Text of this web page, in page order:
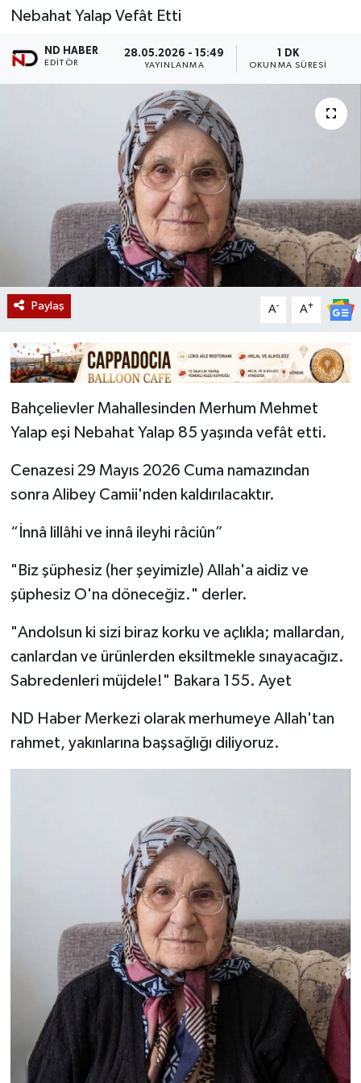
Nebahat Yalap Vefât Etti
ND HABER
EDITÖR
28.05.2026 - 15:49
YAYINLANMA
1 DK
OKUNMA SÜRESI
Paylaş A- A+
Bahçelievler Mahallesinden Merhum Mehmet
Yalap eşi Nebahat Yalap 85 yaşında vefât etti.
Cenazesi 29 Mayıs 2026 Cuma namazından
sonra Alibey Camii'nden kaldırılacaktır.
“İnnâ lillâhi ve innâ ileyhi râciûn”
"Biz şüphesiz (her şeyimizle) Allah'a aidiz ve
şüphesiz O'na döneceğiz." derler.
"Andolsun ki sizi biraz korku ve açlıkla; mallardan,
canlardan ve ürünlerden eksiltmekle sınayacağız.
Sabredenleri müjdele!" Bakara 155. Ayet
ND Haber Merkezi olarak merhumeye Allah'tan
rahmet, yakınlarına başsağlığı diliyoruz.